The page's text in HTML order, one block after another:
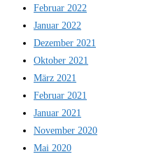
Februar 2022
Januar 2022
Dezember 2021
Oktober 2021
März 2021
Februar 2021
Januar 2021
November 2020
Mai 2020